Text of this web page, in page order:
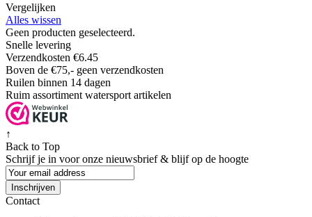
Vergelijken
Alles wissen
Geen producten geselecteerd.
Snelle levering
Verzendkosten €6.45
Boven de €75,- geen verzendkosten
Ruilen binnen 14 dagen
Ruim assortiment watersport artikelen
↑
Back to Top
Schrijf je in voor onze nieuwsbrief & blijf op de hoogte
Inschrijven
Contact